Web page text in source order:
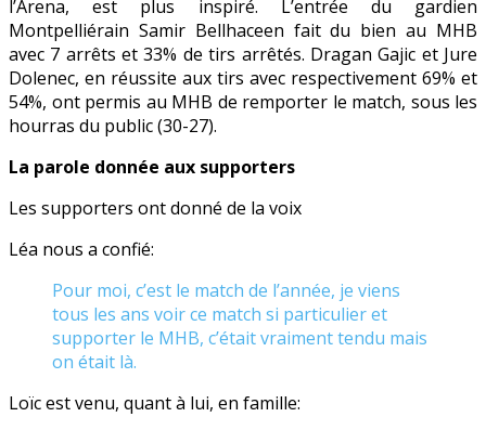
l’Arena, est plus inspiré. L’entrée du gardien
Montpelliérain Samir Bellhaceen fait du bien au MHB
avec 7 arrêts et 33% de tirs arrêtés. Dragan Gajic et Jure
Dolenec, en réussite aux tirs avec respectivement 69% et
54%, ont permis au MHB de remporter le match, sous les
hourras du public (30-27).
La parole donnée aux supporters
Les supporters ont donné de la voix
Léa nous a confié:
Pour moi, c’est le match de l’année, je viens
tous les ans voir ce match si particulier et
supporter le MHB, c’était vraiment tendu mais
on était là.
Loïc est venu, quant à lui, en famille: